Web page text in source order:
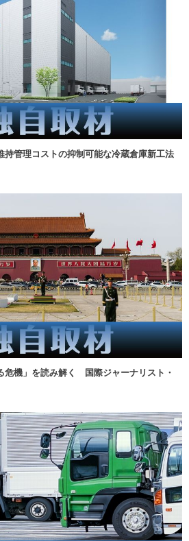
持管理コストの抑制可能な冷蔵倉庫新工法
危機」を読み解く 国際ジャーナリスト・